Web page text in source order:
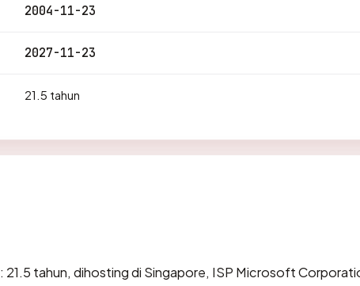
2004-11-23
2027-11-23
21.5 tahun
: 21.5 tahun, dihosting di Singapore, ISP Microsoft